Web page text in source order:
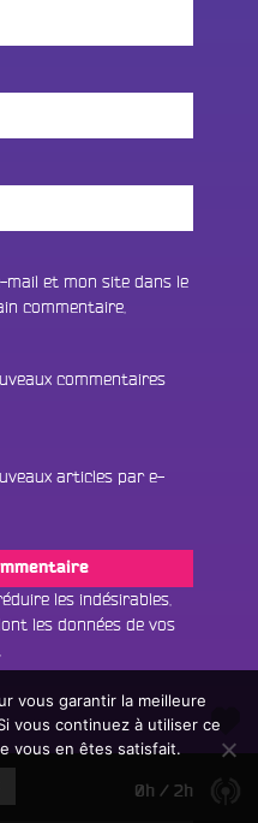
mail et mon site dans le
commentaire.
commentaires
articles par e-
les indésirables.
les données de vos
un
0h / 2h
vous garantir la meilleure
vous continuez à utiliser ce
vous en êtes satisfait.